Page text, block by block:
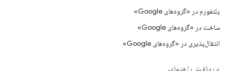
پلتفورم در «گروه‌های Google»
ساخت در «گروه‌های Google»
انتقال‌پذیری در «گروه‌های Google»
دریافت راهنمایی